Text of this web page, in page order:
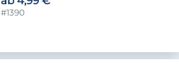
#1390